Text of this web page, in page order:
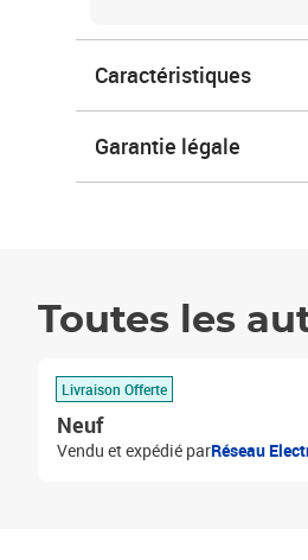
Caractéristiques
Garantie légale
Toutes les
Livraison Offerte
Neuf
Vendu et expédié parRéseau